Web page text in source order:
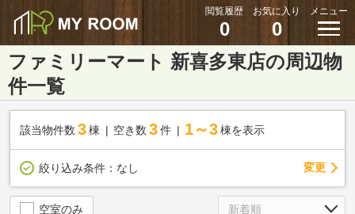
閲覧履歴
0
お気に入り
0
メニュー
ファミリーマート 新喜多東店の周辺物
件一覧
該当物件数 3棟 空き数 3 件 1～3 棟を表示
絞り込み条件： なし 変更
空室のみ